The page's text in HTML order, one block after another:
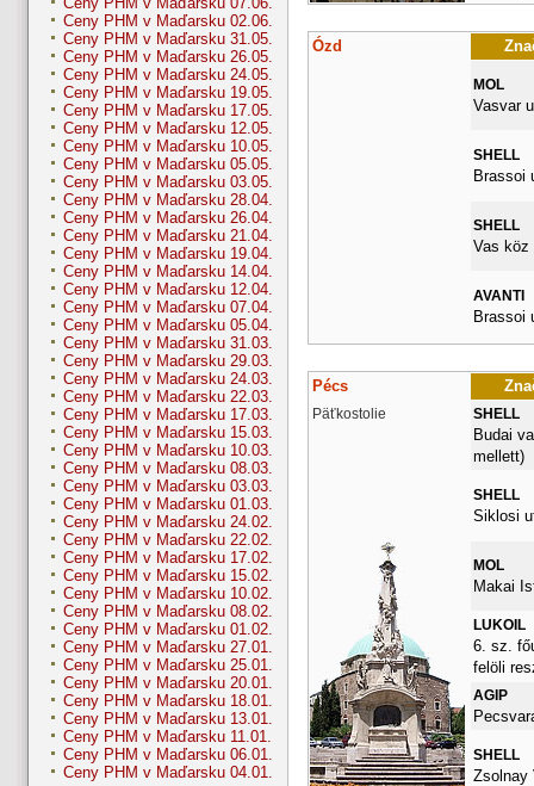
Ceny PHM v Maďarsku 02.06.
Ceny PHM v Maďarsku 31.05.
Ceny PHM v Maďarsku 26.05.
Ceny PHM v Maďarsku 24.05.
Ceny PHM v Maďarsku 19.05.
Ceny PHM v Maďarsku 17.05.
Ceny PHM v Maďarsku 12.05.
Ceny PHM v Maďarsku 10.05.
Ceny PHM v Maďarsku 05.05.
Ceny PHM v Maďarsku 03.05.
Ceny PHM v Maďarsku 28.04.
Ceny PHM v Maďarsku 26.04.
Ceny PHM v Maďarsku 21.04.
Ceny PHM v Maďarsku 19.04.
Ceny PHM v Maďarsku 14.04.
Ceny PHM v Maďarsku 12.04.
Ceny PHM v Maďarsku 07.04.
Ceny PHM v Maďarsku 05.04.
Ceny PHM v Maďarsku 31.03.
Ceny PHM v Maďarsku 29.03.
Ceny PHM v Maďarsku 24.03.
Ceny PHM v Maďarsku 22.03.
Ceny PHM v Maďarsku 17.03.
Ceny PHM v Maďarsku 15.03.
Ceny PHM v Maďarsku 10.03.
Ceny PHM v Maďarsku 08.03.
Ceny PHM v Maďarsku 03.03.
Ceny PHM v Maďarsku 01.03.
Ceny PHM v Maďarsku 24.02.
Ceny PHM v Maďarsku 22.02.
Ceny PHM v Maďarsku 17.02.
Ceny PHM v Maďarsku 15.02.
Ceny PHM v Maďarsku 10.02.
Ceny PHM v Maďarsku 08.02.
Ceny PHM v Maďarsku 01.02.
Ceny PHM v Maďarsku 27.01.
Ceny PHM v Maďarsku 25.01.
Ceny PHM v Maďarsku 20.01.
Ceny PHM v Maďarsku 18.01.
Ceny PHM v Maďarsku 13.01.
Ceny PHM v Maďarsku 11.01.
Ceny PHM v Maďarsku 06.01.
Ceny PHM v Maďarsku 04.01.
Ózd
MOL
Vasvar
SHELL
Brassoi
SHELL
Vas köz
AVANTI
Brassoi
Pécs
Päťkostolie SHELL
Budai
mellett)
SHELL
Siklosi
MOL
Makai
LUKOIL
6. sz.
felöli
AGIP
SHELL
Zsolnay